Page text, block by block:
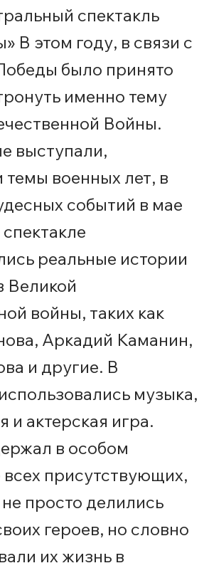
спектакль
В этом году, в связи с
было принято
именно тему
Войны.
выступали,
темы военных лет, в
событий в мае
реальные истории
Великой
войны, таких как
Аркадий Каманин,
и другие. В
музыка,
и актерская игра.
в особом
присутствующих,
не просто делились
героев, но словно
их жизнь в